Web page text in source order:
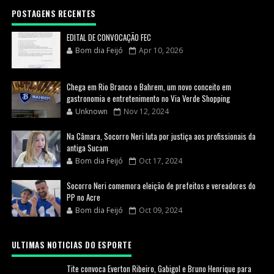
POSTAGENS RECENTES
EDITAL DE CONVOCAÇÃO FEC
Bom dia Feijó Apr 10, 2026
Chega em Rio Branco o Bahrem, um novo conceito em
gastronomia e entretenimento no Via Verde Shopping
Unknown Nov 12, 2024
Na Câmara, Socorro Neri luta por justiça aos profissionais da
antiga Sucam
Bom dia Feijó Oct 17, 2024
Socorro Neri comemora eleição de prefeitos e vereadores do
PP no Acre
Bom dia Feijó Oct 09, 2024
ULTIMAS NOTICIAS DO ESPORTE
Tite convoca Everton Ribeiro, Gabigol e Bruno Henrique para